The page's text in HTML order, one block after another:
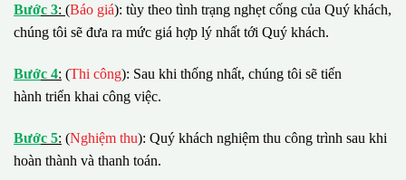
Bước 3: (Báo giá): tùy theo tình trạng nghẹt cống của Quý khách,
chúng tôi sẽ đưa ra mức giá hợp lý nhất tới Quý khách.
Bước 4: (Thi công): Sau khi thống nhất, chúng tôi sẽ tiến
hành triển khai công việc.
Bước 5: (Nghiệm thu): Quý khách nghiệm thu công trình sau khi
hoàn thành và thanh toán.